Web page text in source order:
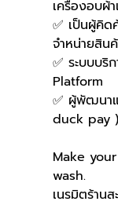
เครื่องอบผ้
✅ เป็นผู้คิด
จำหน่ายสิน
✅ ระบบบริ
Platform
✅ ผู้พัฒนาแ
duck pay
Make
wash.
เนรมิตร้า